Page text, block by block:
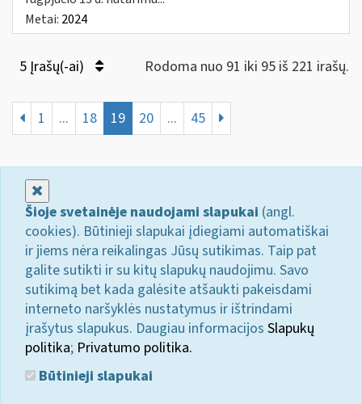
Metai: 2024
5 Įrašų(-ai) Rodoma nuo 91 iki 95 iš 221 irašų.
1 ... 18 19 20 ... 45
Šioje svetainėje naudojami slapukai (angl.
cookies). Būtinieji slapukai įdiegiami automatiškai
ir jiems nėra reikalingas Jūsų sutikimas. Taip pat
galite sutikti ir su kitų slapukų naudojimu. Savo
sutikimą bet kada galėsite atšaukti pakeisdami
interneto naršyklės nustatymus ir ištrindami
įrašytus slapukus. Daugiau informacijos Slapukų
politika; Privatumo politika.
Būtinieji slapukai